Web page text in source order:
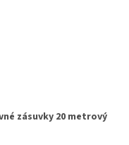
zásuvky 20 metrový